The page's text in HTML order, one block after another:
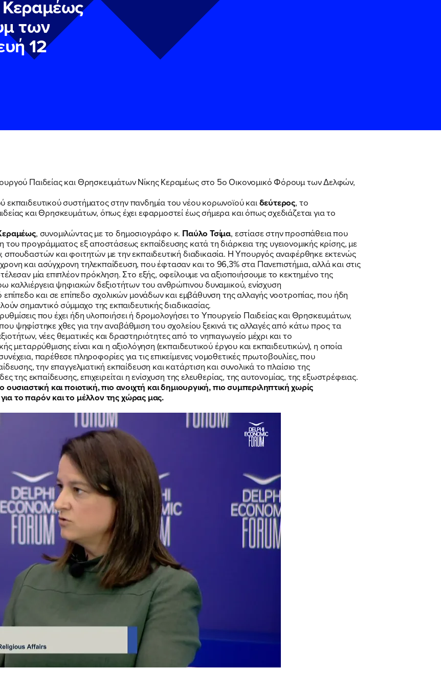
ΠΟΙΑ ΕΙΜΑΙ
ΕΡΓΟ
ΕΚΔΗΛΩΣΕΙΣ
ΝΕΑ
ΕΛΑ ΚΙ ΕΣΥ
FB IN TW YT LN VB TIKTOK
των
12
Παιδείας και Θρησκευμάτων Νίκης Κεραμέως στο 5ο Οικονομικό Φόρουμ των Δελφών,
εκπαιδευτικού συστήματος στην πανδημία του νέου κορωνοϊού καιδεύτερος, το
και Θρησκευμάτων, όπως έχει εφαρμοστεί έως σήμερα και όπως σχεδιάζεται για το
, συνομιλώντας με το δημοσιογράφο κ. Παύλο Τσίμα, εστίασε στην προσπάθεια που
του προγράμματος εξ αποστάσεως εκπαίδευσης κατά τη διάρκεια της υγειονομικής κρίσης, με
και φοιτητών με την εκπαιδευτική διαδικασία. Η Υπουργός αναφέρθηκε εκτενώς
και ασύγχρονη τηλεκπαίδευση, που έφτασαν και το 96,3% στα Πανεπιστήμια, αλλά και στις
μία επιπλέον πρόκληση. Στο εξής, οφείλουμε να αξιοποιήσουμε το κεκτημένο της
καλλιέργεια ψηφιακών δεξιοτήτων του ανθρώπινου δυναμικού, ενίσχυση
επίπεδο και σε επίπεδο σχολικών μονάδων και εμβάθυνση της αλλαγής νοοτροπίας, που ήδη
σημαντικό σύμμαχο της εκπαιδευτικής διαδικασίας.
που έχει ήδη υλοποιήσει ή δρομολογήσει το Υπουργείο Παιδείας και Θρησκευμάτων,
ψηφίστηκε χθες για την αναβάθμιση του σχολείου ξεκινά τις αλλαγές από κάτω προς τα
νέες θεματικές και δραστηριότητες από το νηπιαγωγείο μέχρι και το
μεταρρύθμισης είναι και η αξιολόγηση (εκπαιδευτικού έργου και εκπαιδευτικών), η οποία
παρέθεσε πληροφορίες για τις επικείμενες νομοθετικές πρωτοβουλίες, που
την επαγγελματική εκπαίδευση και κατάρτιση και συνολικά το πλαίσιο της
της εκπαίδευσης, επιχειρείται η ενίσχυση της ελευθερίας, της αυτονομίας, της εξωστρέφειας.
ουσιαστική και ποιοτική, πιο ανοιχτή και δημιουργική, πιο συμπεριληπτική χωρίς
το παρόν και το μέλλον της χώρας μας.